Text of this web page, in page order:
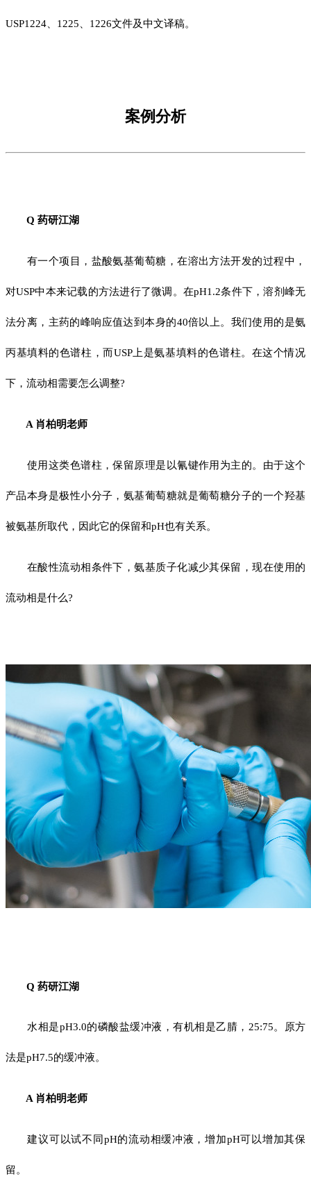
USP1224、1225、1226文件及中文译稿。
案例分析
Q 药研江湖
有一个项目，盐酸氨基葡萄糖，在溶出方法开发的过程中，
对USP中本来记载的方法进行了微调。在pH1.2条件下，溶剂峰无
法分离，主药的峰响应值达到本身的40倍以上。我们使用的是氨
丙基填料的色谱柱，而USP上是氨基填料的色谱柱。在这个情况
下，流动相需要怎么调整?
A 肖柏明老师
使用这类色谱柱，保留原理是以氰键作用为主的。由于这个
产品本身是极性小分子，氨基葡萄糖就是葡萄糖分子的一个羟基
被氨基所取代，因此它的保留和pH也有关系。
在酸性流动相条件下，氨基质子化减少其保留，现在使用的
流动相是什么?
Q 药研江湖
水相是pH3.0的磷酸盐缓冲液，有机相是乙腈，25:75。原方
法是pH7.5的缓冲液。
A 肖柏明老师
建议可以试不同pH的流动相缓冲液，增加pH可以增加其保
留。